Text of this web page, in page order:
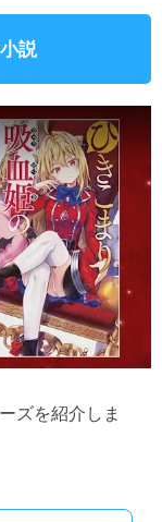
説
ズを紹介しま